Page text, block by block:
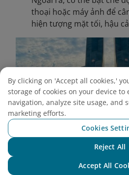
thoại hoặc máy ảnh để
hiện tượng mặt tối, hậu
By clicking on 'Accept all cookies,'
storage of cookies on your device to
navigation, analyze site usage, and
marketing efforts.
Cookies
Reject All
Accept All